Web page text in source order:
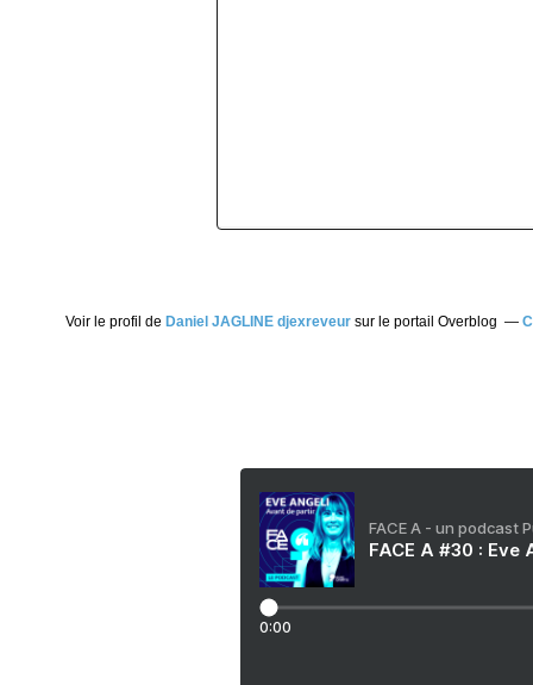
Voir le profil de Daniel JAGLINE djexreveursur le portail Overblog
FACE A - un podcast
FACE A #30 :
0:00